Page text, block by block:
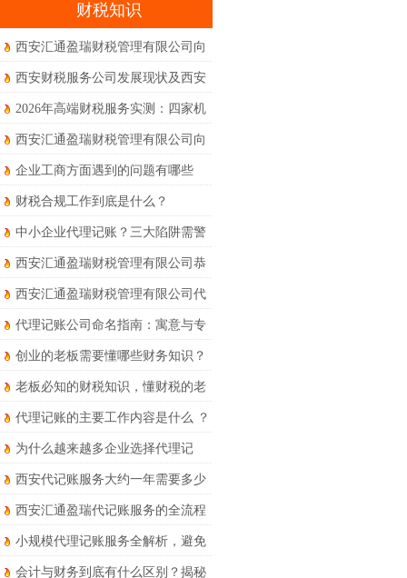
财税知识
西安汇通盈瑞财税管理有限公司向
全体员工、合作伙伴及新老客户致
以最诚挚的节日祝福
西安财税服务公司发展现状及西安
本地真实体验到底如何？
2026年高端财税服务实测：四家机
构权威度对比体验
西安汇通盈瑞财税管理有限公司向
新老客户朋友们及全体同仁致以诚
挚的节日问候和美好的祝福！
企业工商方面遇到的问题有哪些
财税合规工作到底是什么？
中小企业代理记账？三大陷阱需警
惕！
西安汇通盈瑞财税管理有限公司恭
祝大家马年大吉
西安汇通盈瑞财税管理有限公司代
理记账服务详解
代理记账公司命名指南：寓意与专
业并存
创业的老板需要懂哪些财务知识？
老板必知的财税知识，懂财税的老
板才能走得更远
代理记账的主要工作内容是什么 ？
为什么越来越多企业选择代理记
账？优势和风险要知晓！
西安代记账服务大约一年需要多少
钱？
西安汇通盈瑞代记账服务的全流程
财税处理有哪些?
小规模代理记账服务全解析，避免
被坑！
会计与财务到底有什么区别？揭秘